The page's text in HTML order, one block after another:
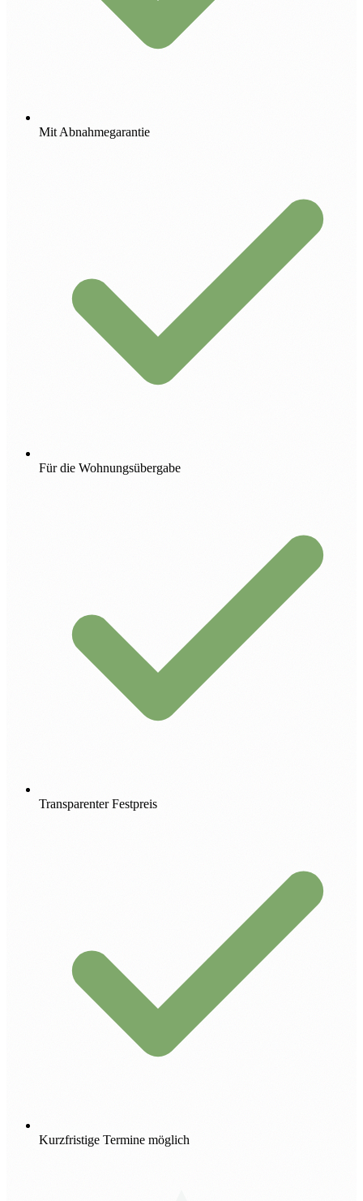
Mit Abnahmegarantie
Für die Wohnungsübergabe
Transparenter Festpreis
Kurzfristige Termine möglich